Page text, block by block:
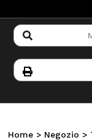
Home > Negozio >